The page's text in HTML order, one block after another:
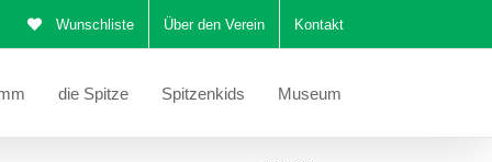
Wunschliste Über den Verein Kontakt
die Spitze Spitzenkids Museum